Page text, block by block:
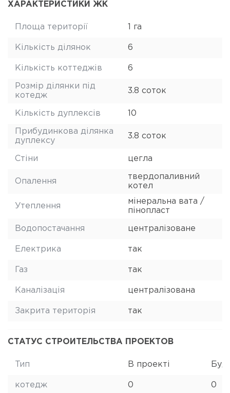
ХАРАКТЕРИСТИКИ ЖК
Площа території 1 га
Кількість ділянок 6
Кількість коттеджів 6
Розмір ділянки під
котедж
3.8 соток
Кількість дуплексів 10
Прибудинкова ділянка
дуплексу
3.8 соток
Стіни цегла
Опалення
твердопаливний
котел
Утеплення
мінеральна вата /
пінопласт
Водопостачання централізоване
Електрика так
Газ так
Каналізація централізована
Закрита територія так
СТАТУС СТРОИТЕЛЬСТВА ПРОЕКТОВ
Тип В проекті
котедж 0 0